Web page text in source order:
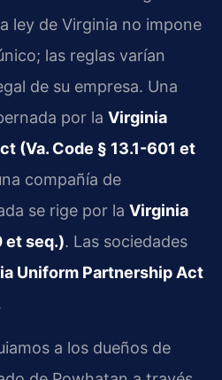
ley de Virginia no impone
las reglas varían
de su empresa. Una
por la Virginia
(Va. Code § 13.1-601 et
compañía de
se rige por la Virginia
et seq.). Las sociedades
Uniform Partnership Act
a los dueños de